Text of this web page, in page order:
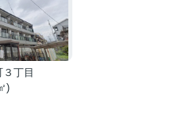
丁目
)